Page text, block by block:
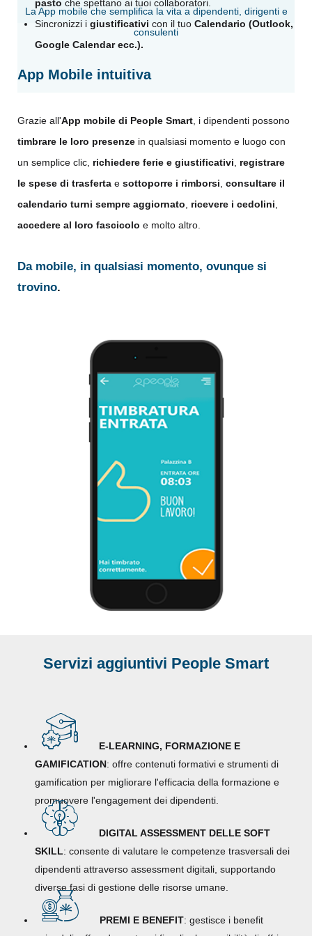
pasto che spettano ai tuoi collaboratori.
Sincronizzi i giustificativi con il tuo Calendario (Outlook,
Google Calendar ecc.).
La App mobile che semplifica la vita a dipendenti, dirigenti e
consulenti
App Mobile intuitiva
Grazie all'App mobile di People Smart, i dipendenti possono
timbrare le loro presenze in qualsiasi momento e luogo con
un semplice clic, richiedere ferie e giustificativi, registrare
le spese di trasferta e sottoporre i rimborsi, consultare il
calendario turni sempre aggiornato, ricevere i cedolini,
accedere al loro fascicolo e molto altro.
Da mobile, in qualsiasi momento, ovunque si
trovino.
Servizi aggiuntivi People Smart
E-LEARNING, FORMAZIONE E
GAMIFICATION: offre contenuti formativi e strumenti di
gamification per migliorare l'efficacia della formazione e
promuovere l'engagement dei dipendenti.
DIGITAL ASSESSMENT DELLE SOFT
SKILL: consente di valutare le competenze trasversali dei
dipendenti attraverso assessment digitali, supportando
diverse fasi di gestione delle risorse umane.
PREMI E BENEFIT: gestisce i benefit